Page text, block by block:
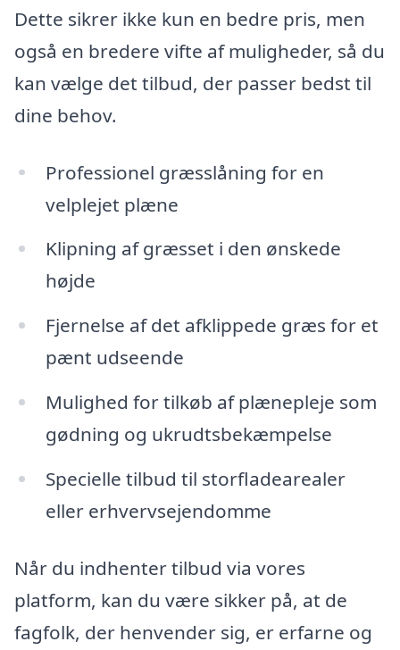
Dette sikrer ikke kun en bedre pris, men
også en bredere vifte af muligheder, så du
kan vælge det tilbud, der passer bedst til
dine behov.
Professionel græsslåning for en
velplejet plæne
Klipning af græsset i den ønskede
højde
Fjernelse af det afklippede græs for et
pænt udseende
Mulighed for tilkøb af plænepleje som
gødning og ukrudtsbekæmpelse
Specielle tilbud til storfladearealer
eller erhvervsejendomme
Når du indhenter tilbud via vores
platform, kan du være sikker på, at de
fagfolk, der henvender sig, er erfarne og